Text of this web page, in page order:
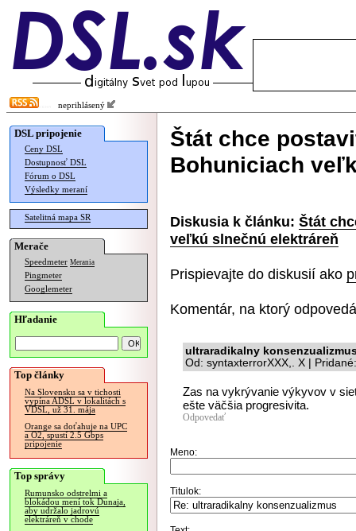
neprihlásený
DSL pripojenie
Ceny DSL
Dostupnosť DSL
Fórum o DSL
Výsledky meraní
Satelitná mapa SR
Merače
Speedmeter Merania
Pingmeter
Googlemeter
Hľadanie
Top články
Na Slovensku sa v tichosti
vypína ADSL v lokalitách s
VDSL, už 31. mája
Orange sa doťahuje na UPC
a O2, spustí 2.5 Gbps
pripojenie
Top správy
Rumunsko odstrelmi a
blokádou mení tok Dunaja,
aby udržalo jadrovú
elektráreň v chode
Štát chce
Bohuniciach
Diskusia k článku: Štát
veľkú slnečnú elektráreň
Prispievajte do diskusií ako
Komentár, na ktorý
ultraradikalny
Od: syntaxterrorXXX,. X |
Zas na vykrývanie výkyvov v
ešte väčšia progresivita.
Odpovedať
Meno:
Titulok: